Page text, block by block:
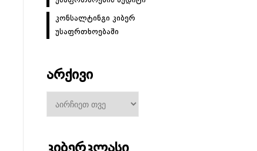
კონსალტინგი კიბერ
უსაფრთხოებაში
ᲐᲠᲥᲘᲕᲘ
არქივი